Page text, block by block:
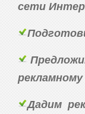
сети
Дадим